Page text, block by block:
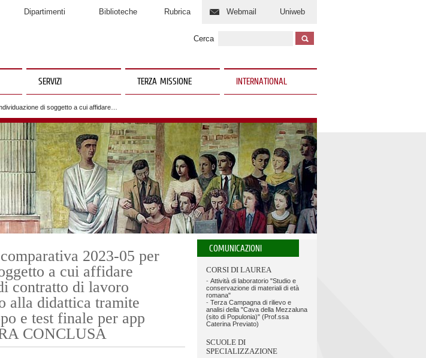
Dipartimenti Biblioteche Rubrica Webmail Uniweb
Cerca
SERVIZI TERZA MISSIONE INTERNATIONAL
di soggetto a cui affidare…
2023-05 per
a cui affidare
contratto di lavoro
alla didattica tramite
e test finale per app
CONCLUSA
COMUNICAZIONI
CORSI DI LAUREA
- Attività di laboratorio "Studio e
conservazione di materiali di età
romana"
- Terza Campagna di rilievo e
analisi della "Cava della Mezzaluna
(sito di Populonia)" (Prof.ssa
Caterina Previato)
SCUOLE DI
SPECIALIZZAZIONE